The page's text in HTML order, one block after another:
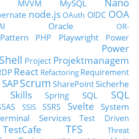
MVVM MySQL
Nano
node.js OAuth OIDC OOA
Oracle
OR-
Pattern PHP Playwright
Power
Power
Project Projektmanagem
React Refactoring Requirement
SAPScrum SharePointSicherhe
Skills Spring SQL
SQL
SSIS SSRS Svelte
System
Services
Test Driven
TestCafe TFS
Threat